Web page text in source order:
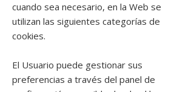
cuando sea necesario, en la Web se
utilizan las siguientes categorías de
cookies.
El Usuario puede gestionar sus
preferencias a través del panel de